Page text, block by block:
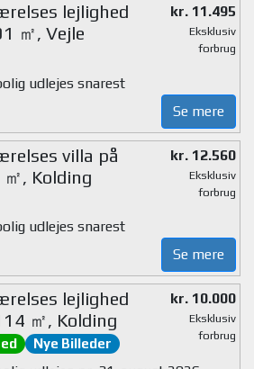
lejlighed
㎡, Vejle
kr. 11.495
Eksklusiv
forbrug
udlejes snarest
Se mere
villa på
, Kolding
kr. 12.560
Eksklusiv
forbrug
udlejes snarest
Se mere
lejlighed
㎡, Kolding
Nye Billeder
kr. 10.000
Eksklusiv
forbrug